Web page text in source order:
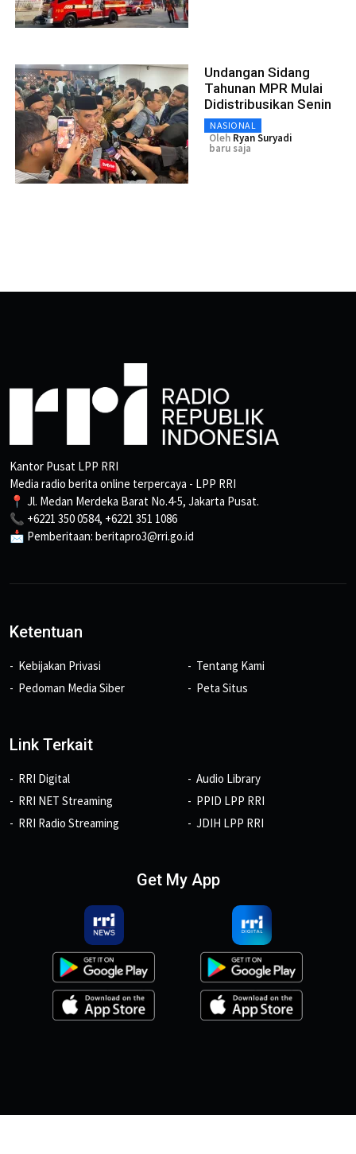
Undangan Sidang
Tahunan MPR Mulai
Didistribusikan Senin
NASIONAL
Oleh Ryan Suryadi
baru saja
Kantor Pusat LPP RRI
Media radio berita online terpercaya - LPP RRI
📍 Jl. Medan Merdeka Barat No.4-5, Jakarta Pusat.
📞 +6221 350 0584, +6221 351 1086
📩 Pemberitaan: beritapro3@rri.go.id
Ketentuan
Kebijakan Privasi
Pedoman Media Siber
Tentang Kami
Peta Situs
Link Terkait
RRI Digital
RRI NET Streaming
RRI Radio Streaming
Audio Library
PPID LPP RRI
JDIH LPP RRI
Get My App